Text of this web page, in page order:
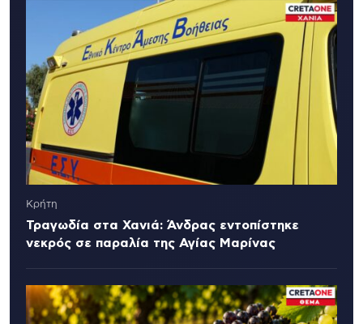
Κρήτη
Τραγωδία στα Χανιά: Άνδρας εντοπίστηκε
νεκρός σε παραλία της Αγίας Μαρίνας